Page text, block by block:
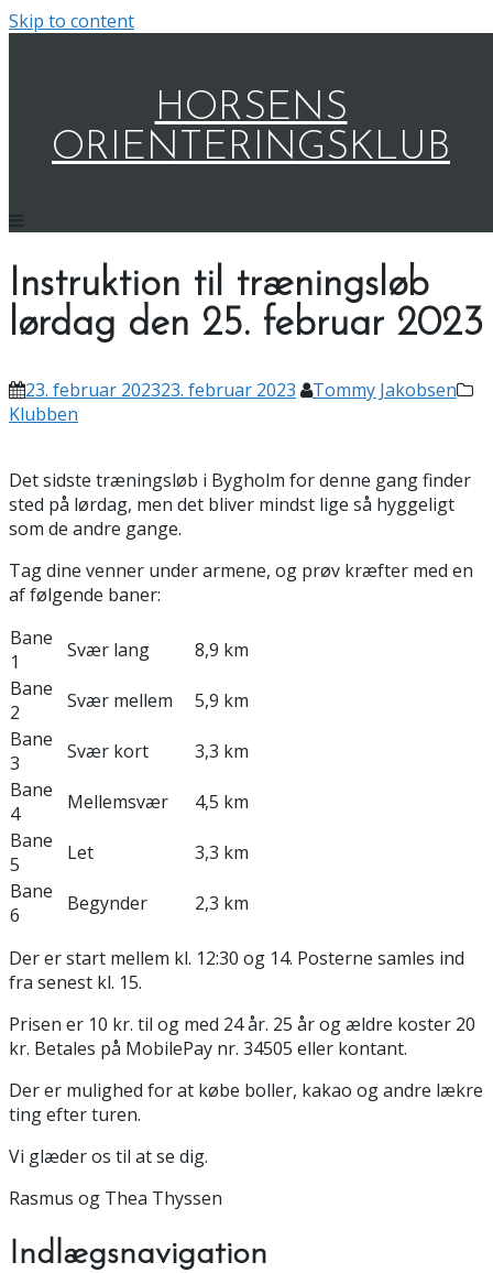
Skip to content
HORSENS
ORIENTERINGSKLUB
Instruktion til træningsløb
lørdag den 25. februar 2023
23. februar 202323. februar 2023
Tommy Jakobsen
Klubben
Det sidste træningsløb i Bygholm for denne gang finder
sted på lørdag, men det bliver mindst lige så hyggeligt
som de andre gange.
Tag dine venner under armene, og prøv kræfter med en
af følgende baner:
Bane
1
Svær lang
8,9 km
Bane
2
Svær mellem
5,9 km
Bane
3
Svær kort
3,3 km
Bane
4
Mellemsvær
4,5 km
Bane
5
Let
3,3 km
Bane
6
Begynder 2,3 km
Der er start mellem kl. 12:30 og 14. Posterne samles ind
fra senest kl. 15.
Prisen er 10 kr. til og med 24 år. 25 år og ældre koster 20
kr. Betales på MobilePay nr. 34505 eller kontant.
Der er mulighed for at købe boller, kakao og andre lækre
ting efter turen.
Vi glæder os til at se dig.
Rasmus og Thea Thyssen
Indlægsnavigation